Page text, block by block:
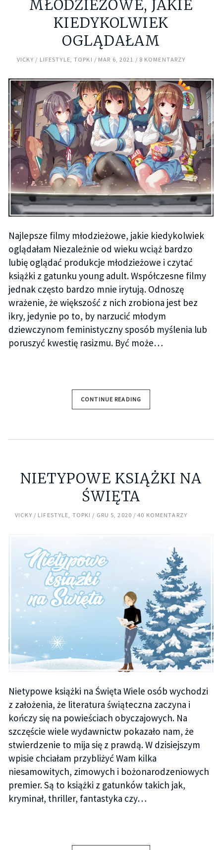
MŁODZIEŻOWE, JAKIE
KIEDYKOLWIEK
OGLĄDAŁAM
VICKY LIFESTYLE ,TOPKI MAR 6, 2021 8 KOMENTARZY
Najlepsze filmy młodzieżowe, jakie kiedykolwiek
oglądałam Niezależnie od wieku wciąż bardzo
lubię oglądać produkcje młodzieżowe i czytać
książki z gatunku young adult. Współczesne filmy
jednak często bardzo mnie irytują. Odnoszę
wrażenie, że większość z nich zrobiona jest bez
ikry, jedynie po to, by narzucić młodym
dziewczynom feministyczny sposób myślenia lub
poruszyć kwestię rasizmu. Być może…
CONTINUE READING
NIETYPOWE KSIĄŻKI NA
ŚWIĘTA
VICKY LIFESTYLE TOPKI GRU 5, 2020 40 KOMENTARZY
Nietypowe książki na Święta Wiele osób wychodzi
z założenia, że literatura świąteczna zaczyna i
kończy się na powieściach obyczajowych. Na
szczęście wiele wydawnictw pokazało nam, że
stwierdzenie to mija się z prawdą. W dzisiejszym
wpisie chciałam przybliżyć Wam kilka
niesamowitych, zimowych i bożonarodzeniowych
premier. Są to książki z gatunków takich jak,
kryminał, thriller, fantastyka czy…